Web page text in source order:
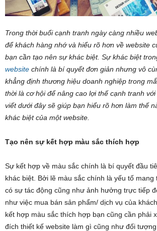
Trong thời buổi cạnh tranh ngày càng nhiều
để khách hàng nhớ và hiểu rõ hơn về website
bạn cần tạo nên sự khác biệt. Sự khác biệt
website chính là bí quyết đơn giản nhưng vô
khẳng định thương hiệu doanh nghiệp trong
thời là cơ hội để nâng cao lợi thế cạnh tranh
viết dưới đây sẽ giúp bạn hiểu rõ hơn làm thế
khác biệt của một website.
Tạo nên sự kết hợp màu sắc thích hợp
Sự kết hợp về màu sắc chính là bí quyết đầu
khác biệt. Bởi lẽ màu sắc chính là yếu tố mang
có sự tác động cũng như ảnh hưởng trực tiếp
như việc mua bán sản phẩm/ dịch vụ của
kết hợp màu sắc thích hợp bạn cũng cần phải
đích thiết kế website làm gì cũng như đối